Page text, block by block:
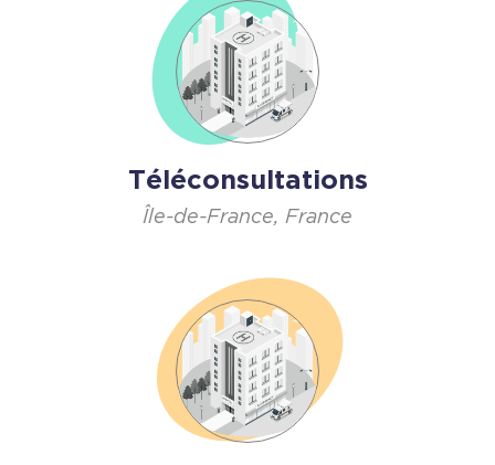
Téléconsultations
Île-de-France, France